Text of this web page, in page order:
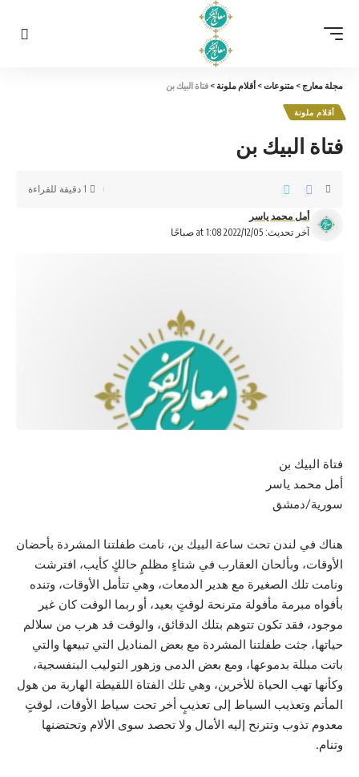
مجلة معارج> متنوعات> أقلام ملونة> فتاة البيك بن
أقلام ملونة
فتاة البيك بن
آخر تحديث: 2022/12/05 at 1:08 صباحًا
أمل محمد ياسر
1 دقيقة للقراءة
فتاة البيك بن
أمل محمد ياسر
سورية/دمشق
هناك في لندن تحت ساعة البيك بن، نامت طفلتنا المشردة بأحضان
الأوقات، وبألحان العقارب في شتاءٍ مظلمٍ حالكٍ كأيب، افترشت
ونامت تلك الصغيرة مع هدير الدمعات، وهي تتأمل الأوقات، وتنده
بأفواه مبرمة مأفولة مترنحة لوقتٍ بعيد، أو ربما الوقت كان غير
موجود، فقد تكون تتوهم بتلك الدقائق، والوقت قد هرب من سلالم
حياتها، جثت طفلتنا المشردة مع بعض المناديل التي تبيعها والتي
باتت مبللة بدموعها، ومع بعض الدمى وزهور التوليب البنفسجية،
وكأنها تهب الحياة للأخرين، وهي تلك الفتاة اللقيطة الهاربة من هول
المأتم وتعذيب السياط إلى تعذيبٍ أخر تحت سياط الأوقات، لوقتٍ
معدوم تذوب وتترنح إليه الأمال ولا تحصد سوى الألام وتحتضنها
وتنام.